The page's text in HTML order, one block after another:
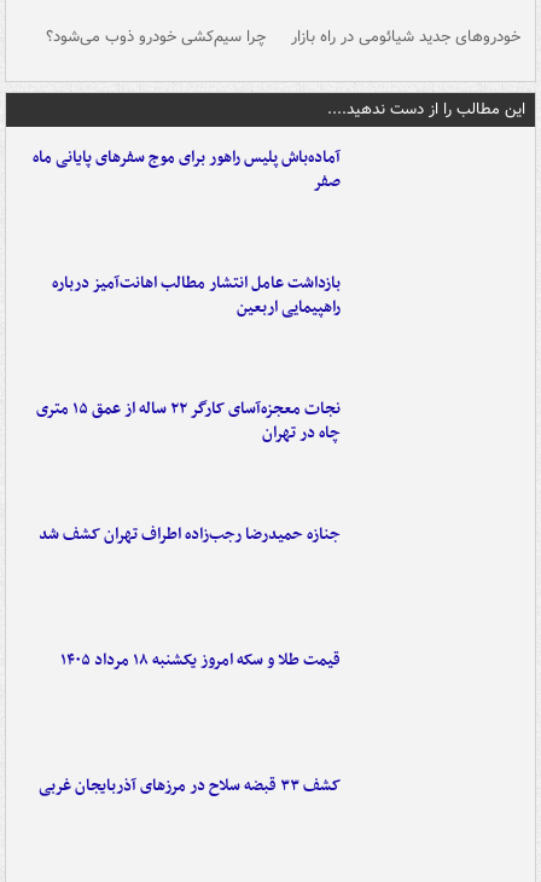
خودروهای جدید شیائومی در راه بازار چرا سیم‌کشی خودرو ذوب می‌شود؟
این مطالب را از دست ندهید....
آماده‌باش پلیس راهور برای موج سفرهای پایانی ماه
صفر
بازداشت عامل انتشار مطالب اهانت‌آمیز درباره
راهپیمایی اربعین
نجات معجزه‌آسای کارگر ۲۲ ساله از عمق ۱۵ متری
چاه در تهران
جنازه حمیدرضا رجب‌زاده اطراف تهران کشف شد
قیمت طلا و سکه امروز یکشنبه ۱۸ مرداد ۱۴۰۵
کشف ۳۳ قبضه سلاح در مرزهای آذربایجان غربی